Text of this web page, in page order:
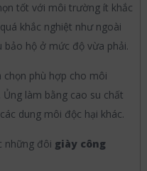
tốt với môi trường ít khắc
khắc nghiệt như ngoài
hộ ở mức độ vừa phải.
phù hợp cho môi
làm bằng cao su chất
dung môi độc hại khác.
những đôi giày công